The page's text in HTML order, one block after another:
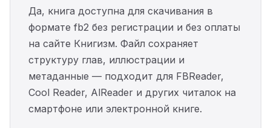
Да, книга доступна для скачивания в
формате fb2 без регистрации и без оплаты
на сайте Книгизм. Файл сохраняет
структуру глав, иллюстрации и
метаданные — подходит для FBReader,
Cool Reader, AlReader и других читалок на
смартфоне или электронной книге.